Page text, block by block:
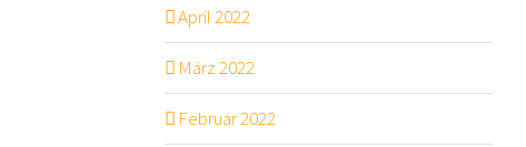
April 2022
März 2022
Februar 2022